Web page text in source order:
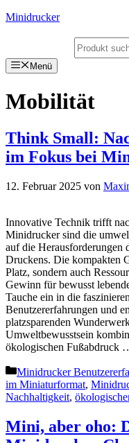
Zum
Minidrucker
Suchen
Menü
Mobilität
Think Small:
im Fokus bei
12. Februar 2025 von
Innovative Technik trifft
Minidrucker sind die
auf die Herausforderungen
Druckens. Die kompakten
Platz, sondern auch
Gewinn für bewusst
Tauche ein in die
Benutzererfahrungen und
platzsparenden
Umweltbewusstsein
ökologischen Fußabdruck
Kategorien
Minidrucker
im Miniaturformat,
Nachhaltigkeit,
Mini, aber oho: